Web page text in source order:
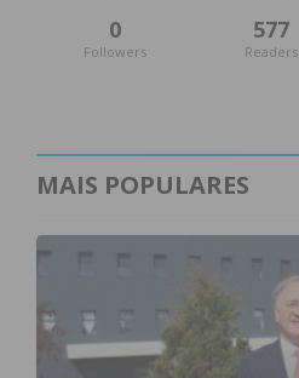
0
Followers
577
Readers
MAIS POPULARES